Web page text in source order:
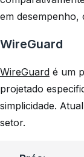
em desempenho,
WireGuard
WireGuardé um
projetado
simplicidade.
setor.